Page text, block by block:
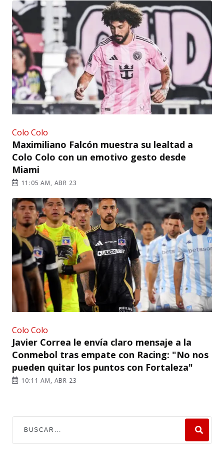
Colo Colo
Maximiliano Falcón muestra su lealtad a
Colo Colo con un emotivo gesto desde
Miami
11:05 AM, ABR 23
Colo Colo
Javier Correa le envía claro mensaje a la
Conmebol tras empate con Racing: "No nos
pueden quitar los puntos con Fortaleza"
10:11 AM, ABR 23